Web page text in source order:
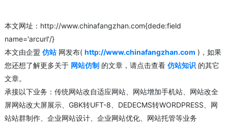
本文网址：http://www.chinafangzhan.com{dede:field
name='arcurl'/}
本文由企盟 仿站 网发布( http://www.chinafangzhan.com )，如果
您还想了解更多关于 网站仿制 的文章，请点击查看 仿站知识 的其它
文章。
承接以下业务：传统网站改自适应网站、网站增加手机站、网站改全
屏网站改大屏展示、GBK转UFT-8、DEDECMS转WORDPRESS、网
站站群制作、企业网站设计、企业网站优化、网站托管等业务